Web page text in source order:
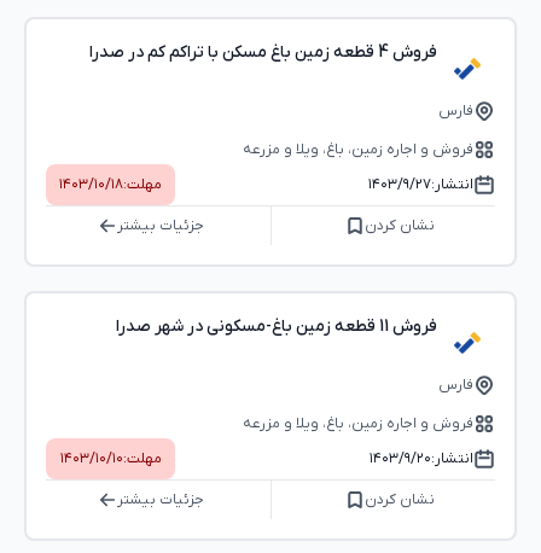
فروش 4 قطعه زمین باغ مسکن با تراکم کم در صدرا
فارس
فروش و اجاره زمین، باغ، ویلا و مزرعه
انتشار:۱۴۰۳/۹/۲۷ مهلت:۱۴۰۳/۱۰/۱۸
نشان کردن جزئیات بیشتر
فروش 11 قطعه زمین باغ-مسکونی در شهر صدرا
فارس
فروش و اجاره زمین، باغ، ویلا و مزرعه
انتشار:۱۴۰۳/۹/۲۰ مهلت:۱۴۰۳/۱۰/۱۰
نشان کردن جزئیات بیشتر